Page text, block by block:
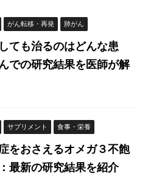
がん転移・再発 肺がん
ても治るのはどんな患
での研究結果を医師が解
サプリメント 食事・栄養
をおさえるオメガ３不飽
最新の研究結果を紹介